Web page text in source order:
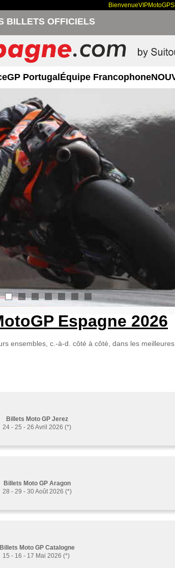
BienvenueVIPMotoGP
BILLETS OFFICIELS
GP PortugalÉquipe Francophone
3 4
Espagne 2026
ensembles, c.-à-d. côté à côté, dans les
Billets Moto GP Jerez
24 - 25 - 26 Avril 2026 (*)
Billets Moto GP Aragon
28 - 29 - 30 Août 2026 (*)
Billets Moto GP Catalogne
15 - 16 - 17 Mai 2026 (*)